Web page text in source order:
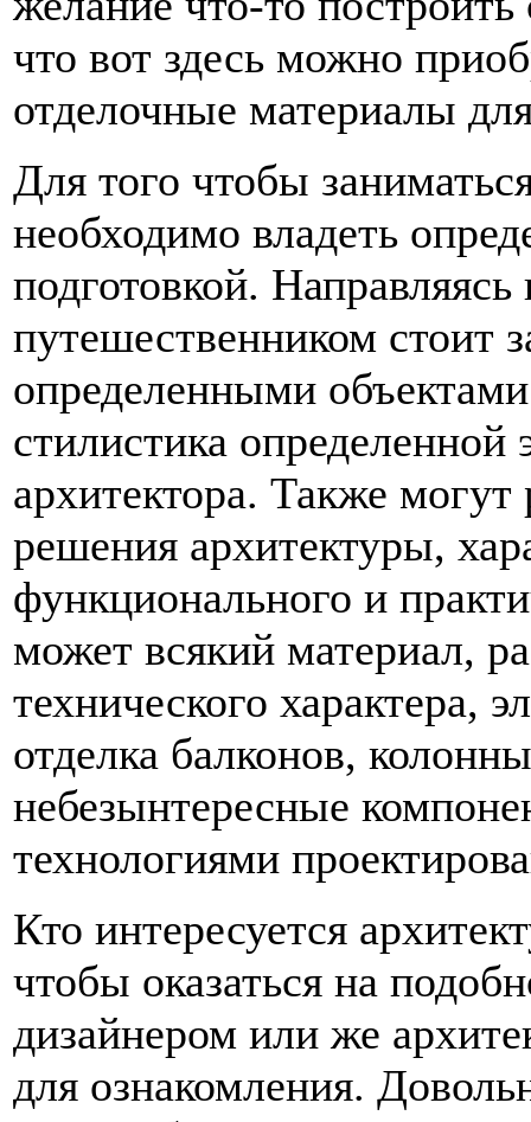
что вот здесь можно
отделочные материалы
Для того чтобы
необходимо владеть
подготовкой.
путешественником стоит
определенными
стилистика определенной
архитектора. Также могут
решения архитектуры,
функционального и
может всякий материал,
технического характера,
отделка балконов,
небезынтересные
технологиями
Кто интересуется
чтобы оказаться на
дизайнером или же
для ознакомления.